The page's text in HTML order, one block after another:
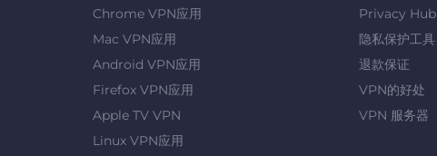
Chrome VPN应用
Mac VPN应用
Android VPN应用
Firefox VPN应用
Apple TV VPN
Linux VPN应用
Privacy Hub
隐私保护工具
退款保证
VPN的好处
VPN 服务器